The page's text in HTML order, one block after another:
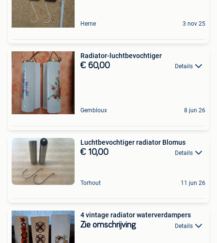
Herne 3 nov 25
Radiator-luchtbevochtiger
€ 60,00 Details
Gembloux 8 jun 26
Luchtbevochtiger radiator Blomus
€ 10,00 Details
Torhout 11 jun 26
4 vintage radiator waterverdampers
Zie omschrijving Details